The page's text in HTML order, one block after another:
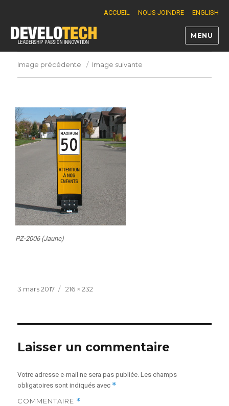
ACCUEIL NOUS JOINDRE ENGLISH
Develotech
MENU
Image précédente Image suivante
PZ-2006 (Jaune)
Publié
3 mars 2017
Taille
216 × 232
Laisser un commentaire
Votre adresse e-mail ne sera pas publiée. Les champs
obligatoires sont indiqués avec *
COMMENTAIRE *